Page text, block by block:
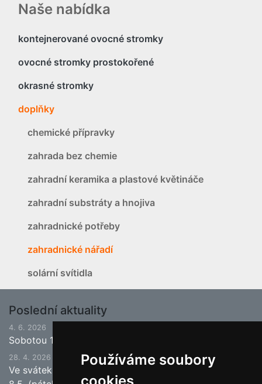
Používáme soubory
Naše nabídka
kontejnerované ovocné stromky
ovocné stromky prostokořené
okrasné stromky
doplňky
chemické přípravky
zahrada bez chemie
zahradní keramika a plastové květináče
zahradní substráty a hnojiva
zahradnické potřeby
zahradnické nářadí
solární svítidla
Poslední aktuality
4. 6. 2026
Sobotou 13.6.2026 bude ukončena jarní sezona.
28. 4. 2026
Ve svátek 1.5. (pátek) bude naše prodejna zavřena a